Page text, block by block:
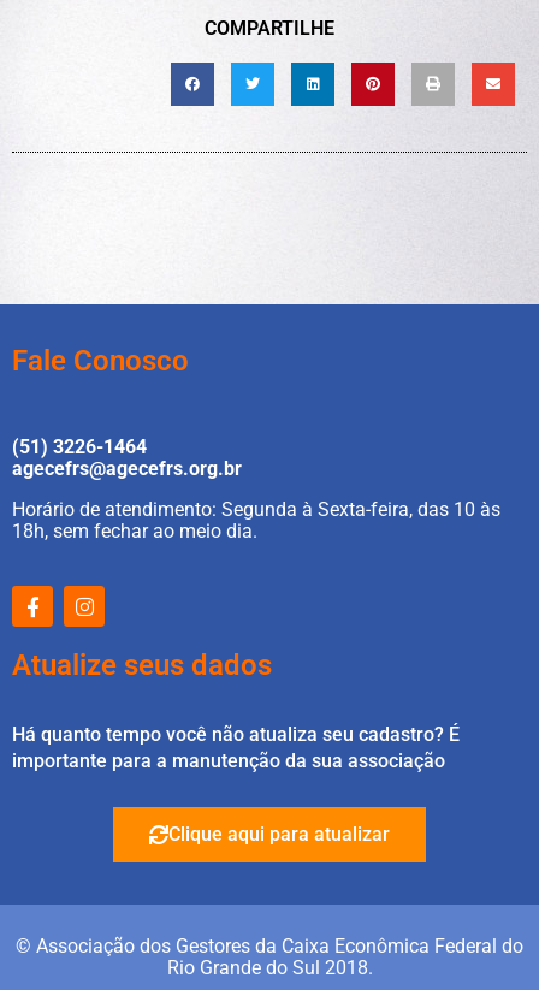
COMPARTILHE
Fale Conosco
(51) 3226-1464
agecefrs@agecefrs.org.br
Horário de atendimento: Segunda à Sexta-feira, das 10 às
18h, sem fechar ao meio dia.
Atualize seus dados
Há quanto tempo você não atualiza seu cadastro? É
importante para a manutenção da sua associação
Clique aqui para atualizar
© Associação dos Gestores da Caixa Econômica Federal do
Rio Grande do Sul 2018.